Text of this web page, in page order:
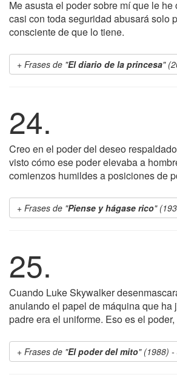
Me asusta el poder sobre mí que le
casi con toda seguridad abusará solo
consciente de que lo tiene.
Frases de "El diario de la princesa"
24.
Creo en el poder del deseo
visto cómo ese poder elevaba a
comienzos humildes a posiciones de
Frases de "Piense y hágase rico"
25.
Cuando Luke Skywalker
anulando el papel de máquina que ha
padre era el uniforme. Eso es el
Frases de "El poder del mito" (1988)